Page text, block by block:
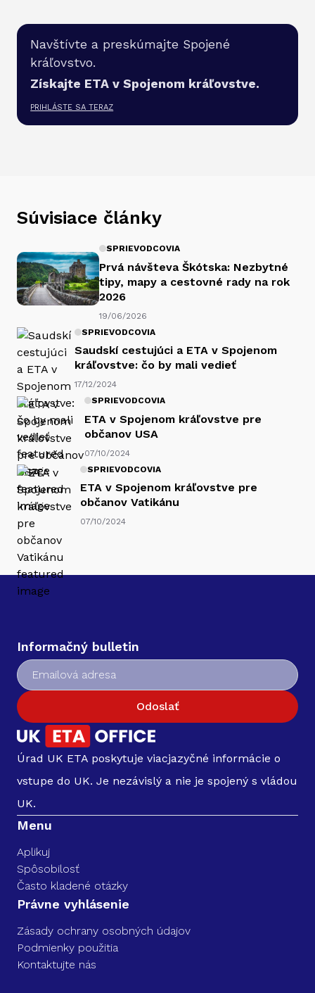
Navštívte a preskúmajte Spojené
kráľovstvo.
Získajte ETA v Spojenom kráľovstve.
PRIHLÁSTE SA TERAZ
Súvisiace články
SPRIEVODCOVIA
Prvá návšteva Škótska: Nezbytné
tipy, mapy a cestovné rady na rok
2026
19/06/2026
SPRIEVODCOVIA
Saudskí cestujúci a ETA v Spojenom
kráľovstve: čo by mali vedieť
17/12/2024
SPRIEVODCOVIA
ETA v Spojenom kráľovstve pre
občanov USA
07/10/2024
SPRIEVODCOVIA
ETA v Spojenom kráľovstve pre
občanov Vatikánu
07/10/2024
Informačný bulletin
Odoslať
Úrad UK ETA poskytuje viacjazyčné informácie o
vstupe do UK. Je nezávislý a nie je spojený s vládou
UK.
Menu
Aplikuj
Spôsobilosť
Často kladené otázky
Právne vyhlásenie
Zásady ochrany osobných údajov
Podmienky použitia
Kontaktujte nás